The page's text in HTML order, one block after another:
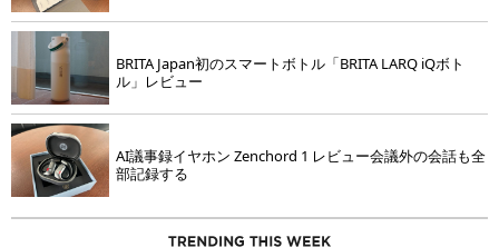
BRITA Japan初のスマートボトル「BRITA LARQ iQボト
ル」レビュー
AI議事録イヤホン Zenchord 1 レビュー会議外の会話も全
部記録する